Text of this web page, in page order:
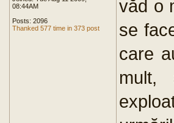
08:44AM
Posts: 2096
Thanked 577 time in 373 post
văd o
se
care
mult,